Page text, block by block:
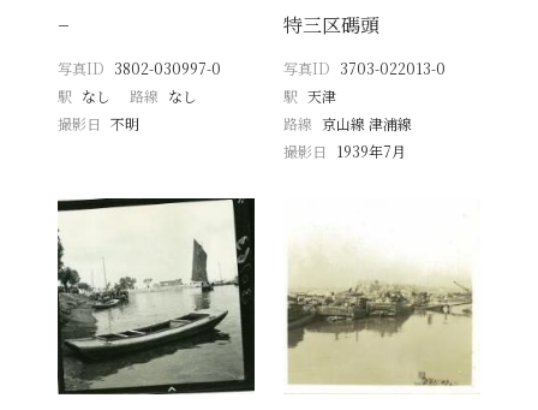
−
写真ID 3802-030997-0
駅 なし 路線 なし
撮影日
不明
特三区碼頭
写真ID 3703-022013-0
駅 天津
路線 京山線 津浦線
撮影日
1939年7月